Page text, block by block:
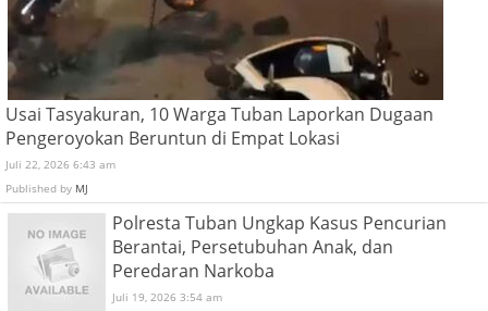
Usai Tasyakuran, 10 Warga Tuban Laporkan Dugaan
Pengeroyokan Beruntun di Empat Lokasi
Juli 22, 2026 6:43 am
Published by MJ
Polresta Tuban Ungkap Kasus Pencurian
Berantai, Persetubuhan Anak, dan
Peredaran Narkoba
Juli 19, 2026 3:54 am